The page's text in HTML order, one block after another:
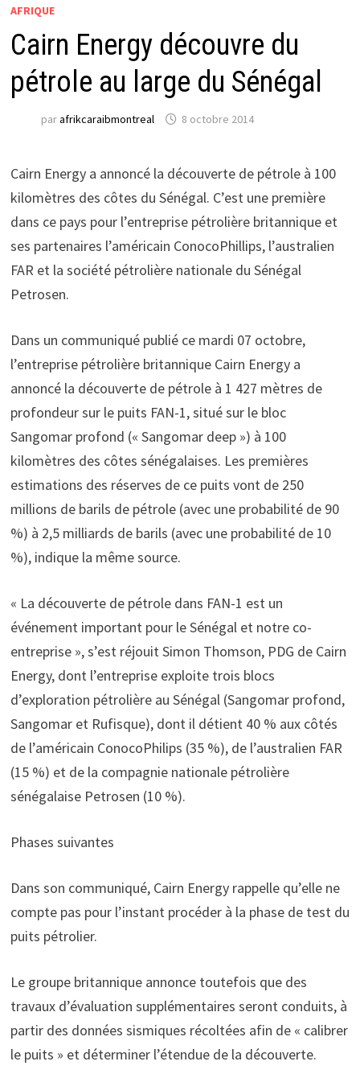
AFRIQUE
Cairn Energy découvre du
pétrole au large du Sénégal
parafrikcaraibmontreal 8 octobre 2014
Cairn Energy a annoncé la découverte de pétrole à 100
kilomètres des côtes du Sénégal. C’est une première
dans ce pays pour l’entreprise pétrolière britannique et
ses partenaires l’américain ConocoPhillips, l’australien
FAR et la société pétrolière nationale du Sénégal
Petrosen.
Dans un communiqué publié ce mardi 07 octobre,
l’entreprise pétrolière britannique Cairn Energy a
annoncé la découverte de pétrole à 1 427 mètres de
profondeur sur le puits FAN-1, situé sur le bloc
Sangomar profond (« Sangomar deep ») à 100
kilomètres des côtes sénégalaises. Les premières
estimations des réserves de ce puits vont de 250
millions de barils de pétrole (avec une probabilité de 90
%) à 2,5 milliards de barils (avec une probabilité de 10
%), indique la même source.
« La découverte de pétrole dans FAN-1 est un
événement important pour le Sénégal et notre co-
entreprise », s’est réjouit Simon Thomson, PDG de Cairn
Energy, dont l’entreprise exploite trois blocs
d’exploration pétrolière au Sénégal (Sangomar profond,
Sangomar et Rufisque), dont il détient 40 % aux côtés
de l’américain ConocoPhilips (35 %), de l’australien FAR
(15 %) et de la compagnie nationale pétrolière
sénégalaise Petrosen (10 %).
Phases suivantes
Dans son communiqué, Cairn Energy rappelle qu’elle ne
compte pas pour l’instant procéder à la phase de test du
puits pétrolier.
Le groupe britannique annonce toutefois que des
travaux d’évaluation supplémentaires seront conduits, à
partir des données sismiques récoltées afin de « calibrer
le puits » et déterminer l’étendue de la découverte.